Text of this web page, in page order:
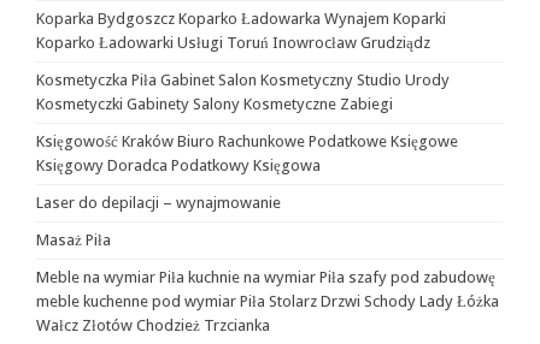
Koparka Bydgoszcz Koparko Ładowarka Wynajem Koparki
Koparko Ładowarki Usługi Toruń Inowrocław Grudziądz
Kosmetyczka Piła Gabinet Salon Kosmetyczny Studio Urody
Kosmetyczki Gabinety Salony Kosmetyczne Zabiegi
Księgowość Kraków Biuro Rachunkowe Podatkowe Księgowe
Księgowy Doradca Podatkowy Księgowa
Laser do depilacji – wynajmowanie
Masaż Piła
Meble na wymiar Piła kuchnie na wymiar Piła szafy pod zabudowę
meble kuchenne pod wymiar Piła Stolarz Drzwi Schody Lady Łóżka
Wałcz Złotów Chodzież Trzcianka